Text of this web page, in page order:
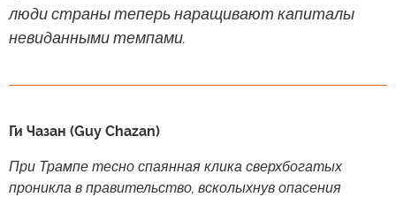
люди страны теперь наращивают капиталы
невиданными темпами.
Ги Чазан (Guy Chazan)
При Трампе тесно спаянная клика сверхбогатых
проникла в правительство, всколыхнув опасения